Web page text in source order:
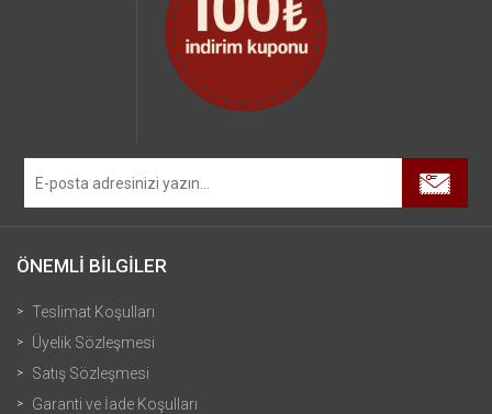
ÖNEMLİ BİLGİLER
Teslimat Koşulları
Üyelik Sözleşmesi
Satış Sözleşmesi
Garanti ve İade Koşulları